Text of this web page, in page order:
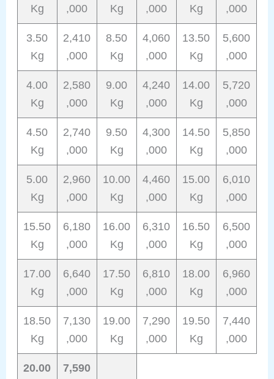
Kg
,000
Kg
,000
Kg
,000
3.50
Kg
2,410
,000
8.50
Kg
4,060
,000
13.50
Kg
5,600
,000
4.00
Kg
2,580
,000
9.00
Kg
4,240
,000
14.00
Kg
5,720
,000
4.50
Kg
2,740
,000
9.50
Kg
4,300
,000
14.50
Kg
5,850
,000
5.00
Kg
2,960
,000
10.00
Kg
4,460
,000
15.00
Kg
6,010
,000
15.50
Kg
6,180
,000
16.00
Kg
6,310
,000
16.50
Kg
6,500
,000
17.00
Kg
6,640
,000
17.50
Kg
6,810
,000
18.00
Kg
6,960
,000
18.50
Kg
7,130
,000
19.00
Kg
7,290
,000
19.50
Kg
7,440
,000
20.00 7,590